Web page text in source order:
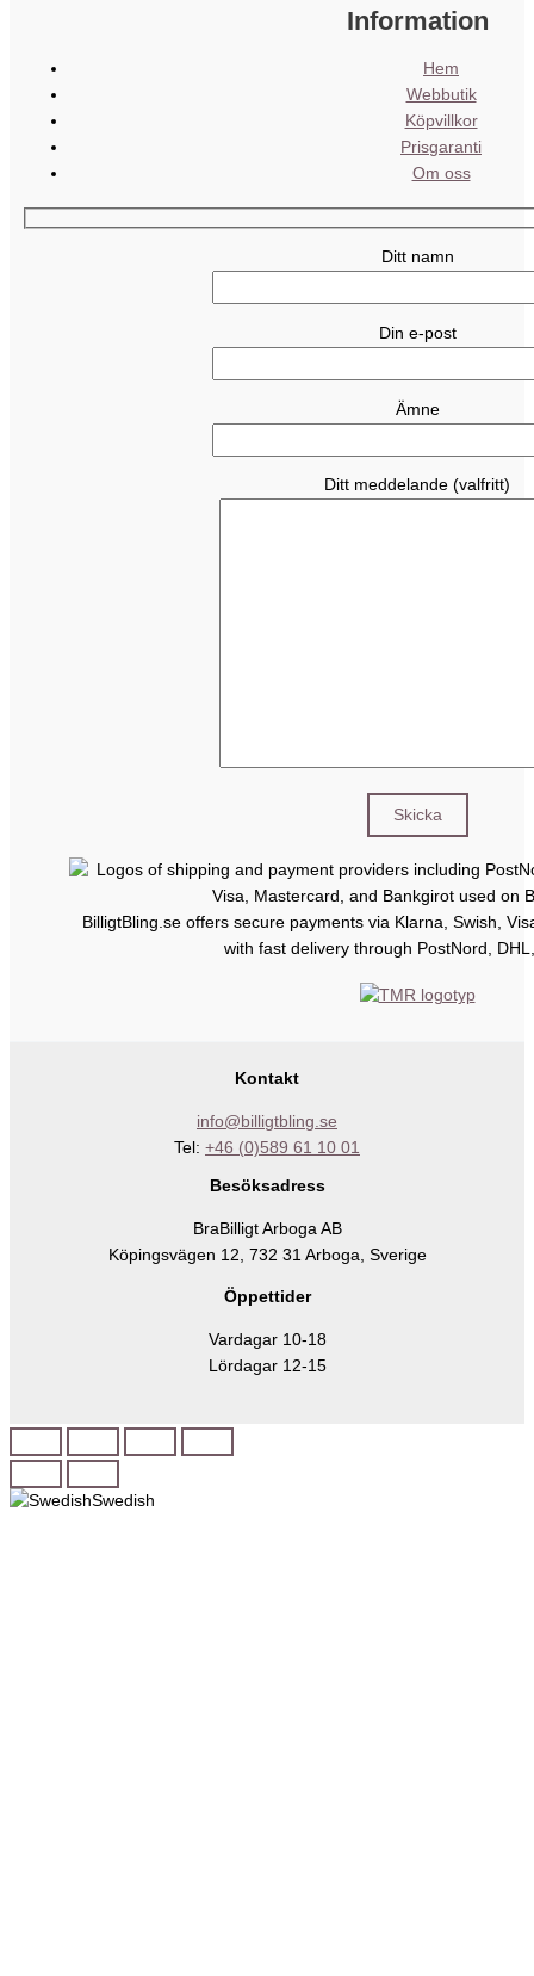
Information
Hem
Webbutik
Köpvillkor
Prisgaranti
Om oss
Ditt namn
Din e-post
Ämne
Ditt meddelande (valfritt)
BilligtBling.se offers secure payments via Klarna, Swish,
with fast delivery through PostNord,
Kontakt
info@billigtbling.se
Tel: +46 (0)589 61 10 01
Besöksadress
BraBilligt Arboga AB
Köpingsvägen 12, 732 31 Arboga, Sverige
Öppettider
Vardagar 10-18
Lördagar 12-15
Swedish